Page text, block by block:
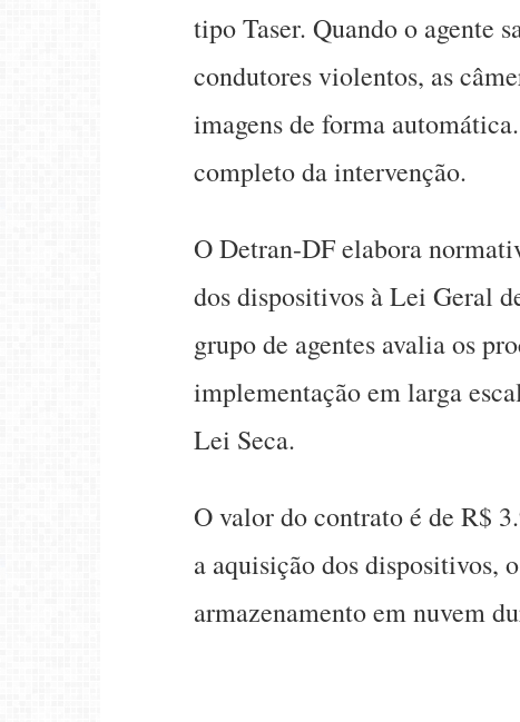
tipo Taser. Quando o agente
condutores violentos, as
imagens de forma
completo da intervenção.
O Detran-DF elabora
dos dispositivos à Lei Geral
grupo de agentes avalia os
implementação em larga
Lei Seca.
O valor do contrato é de R$
a aquisição dos dispositivos,
armazenamento em nuvem